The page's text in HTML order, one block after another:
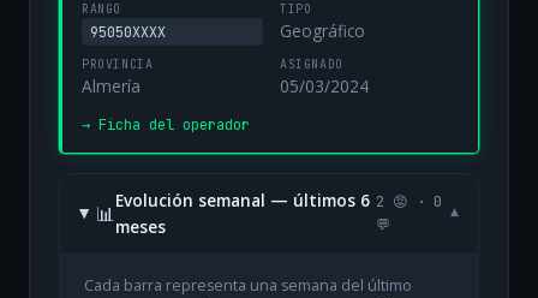
RANGO
95050XXXX
TIPO
Geográfico
PROVINCIA
Almería
ASIGNADO
05/03/2024
→ Ficha del operador
📊
Evolución semanal — últimos 6
meses
2 😡 · 0
💬
▾
Cada barra representa una semana del último